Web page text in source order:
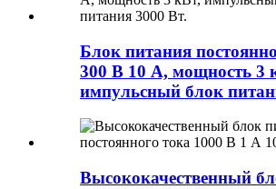
Блок питания
300 В 10 А, мощность 3
импульсный блок
Высококачественный